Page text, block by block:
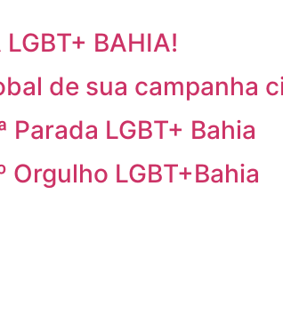
LGBT+ BAHIA!
de sua campanha
LGBT+ Bahia
LGBT+Bahia